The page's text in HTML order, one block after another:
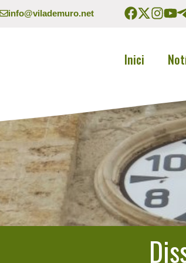
info@vilademuro.net
Inici